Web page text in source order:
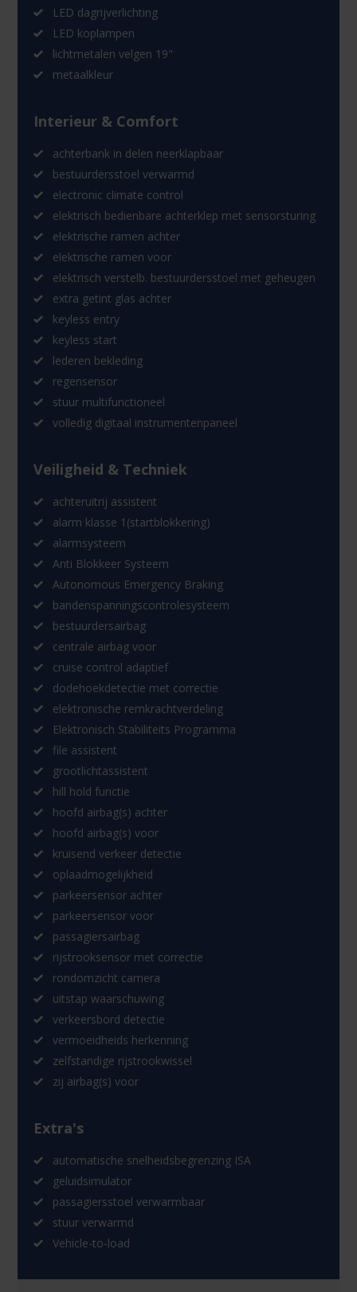
LED dagrijverlichting
LED koplampen
lichtmetalen velgen 19"
metaalkleur
Interieur & Comfort
achterbank in delen neerklapbaar
bestuurdersstoel verwarmd
electronic climate control
elektrisch bedienbare achterklep met sensorsturing
elektrische ramen achter
elektrische ramen voor
elektrisch verstelb. bestuurdersstoel met geheugen
extra getint glas achter
keyless entry
keyless start
lederen bekleding
regensensor
stuur multifunctioneel
volledig digitaal instrumentenpaneel
Veiligheid & Techniek
achteruitrij assistent
alarm klasse 1(startblokkering)
alarmsysteem
Anti Blokkeer Systeem
Autonomous Emergency Braking
bandenspanningscontrolesysteem
bestuurdersairbag
centrale airbag voor
cruise control adaptief
dodehoekdetectie met correctie
elektronische remkrachtverdeling
Elektronisch Stabiliteits Programma
file assistent
grootlichtassistent
hill hold functie
hoofd airbag(s) achter
hoofd airbag(s) voor
kruisend verkeer detectie
oplaadmogelijkheid
parkeersensor achter
parkeersensor voor
passagiersairbag
rijstrooksensor met correctie
rondomzicht camera
uitstap waarschuwing
verkeersbord detectie
vermoeidheids herkenning
zelfstandige rijstrookwissel
zij airbag(s) voor
Extra's
automatische snelheidsbegrenzing ISA
geluidsimulator
passagiersstoel verwarmbaar
stuur verwarmd
Vehicle-to-load